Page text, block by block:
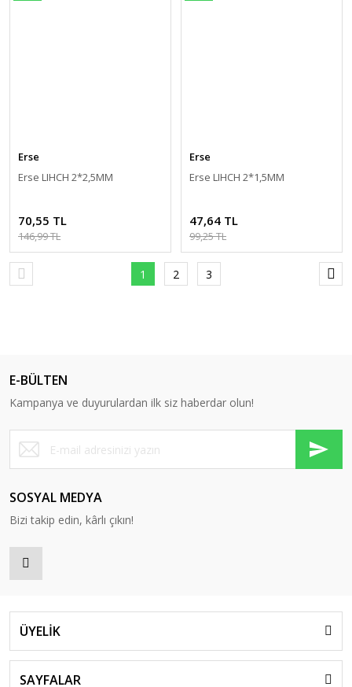
Erse
Erse LIHCH 2*2,5MM
70,55 TL
146,99 TL
Erse
Erse LIHCH 2*1,5MM
47,64 TL
99,25 TL
1 2 3
E-BÜLTEN
Kampanya ve duyurulardan ilk siz haberdar olun!
SOSYAL MEDYA
Bizi takip edin, kârlı çıkın!
ÜYELİK
SAYFALAR